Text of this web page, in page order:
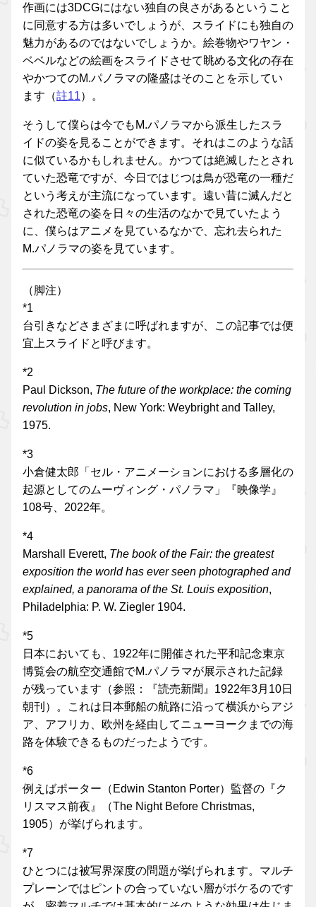
作画には3DCGにはない独自の良さがあるということ
に同意する方は多いでしょうが、スライドにも独自の
魅力があるのではないでしょうか。絵巻物やワヤン・
ベベルなどの絵画をスライドさせて眺める文化の存在
やかつてのM.パノラマの隆盛はそのことを示してい
ます（註11）。
そうして僕らは今でもM.パノラマから派生したスラ
イドの姿を見ることができます。それはこのような話
に似ているかもしれません。かつては絶滅したとされ
ていた恐竜ですが、今日ではじつは鳥が恐竜の一種だ
という考えが主流になっています。遠い昔に滅んだと
された恐竜の姿を日々の生活のなかで見ていたよう
に、僕らはアニメを見ているなかで、忘れ去られた
M.パノラマの姿を見ています。
（脚注）
*1
台引きなどさまざまに呼ばれますが、この記事では便
宜上スライドと呼びます。
*2
Paul Dickson, The future of the workplace: the coming
revolution in jobs, New York: Weybright and Talley,
1975.
*3
小倉健太郎「セル・アニメーションにおける多層化の
起源としてのムーヴィング・パノラマ」『映像学』
108号、2022年。
*4
Marshall Everett, The book of the Fair: the greatest
exposition the world has ever seen photographed and
explained, a panorama of the St. Louis exposition,
Philadelphia: P. W. Ziegler 1904.
*5
日本においても、1922年に開催された平和記念東京
博覧会の航空交通館でM.パノラマが展示された記録
が残っています（参照：『読売新聞』1922年3月10日
朝刊）。これは日本郵船の航路に沿って横浜からアジ
ア、アフリカ、欧州を経由してニューヨークまでの海
路を体験できるものだったようです。
*6
例えばポーター（Edwin Stanton Porter）監督の『ク
リスマス前夜』（The Night Before Christmas,
1905）が挙げられます。
*7
ひとつには被写界深度の問題が挙げられます。マルチ
プレーンではピントの合っていない層がボケるのです